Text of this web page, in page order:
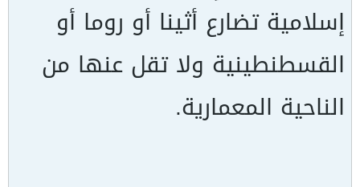
إسلامية تضارع أثينا أو روما أو
القسطنطينية ولا تقل عنها من
الناحية المعمارية.